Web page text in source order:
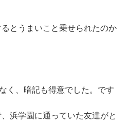
とうまいこと乗せられたのか
く、暗記も得意でした。です
浜学園に通っていた友達がと